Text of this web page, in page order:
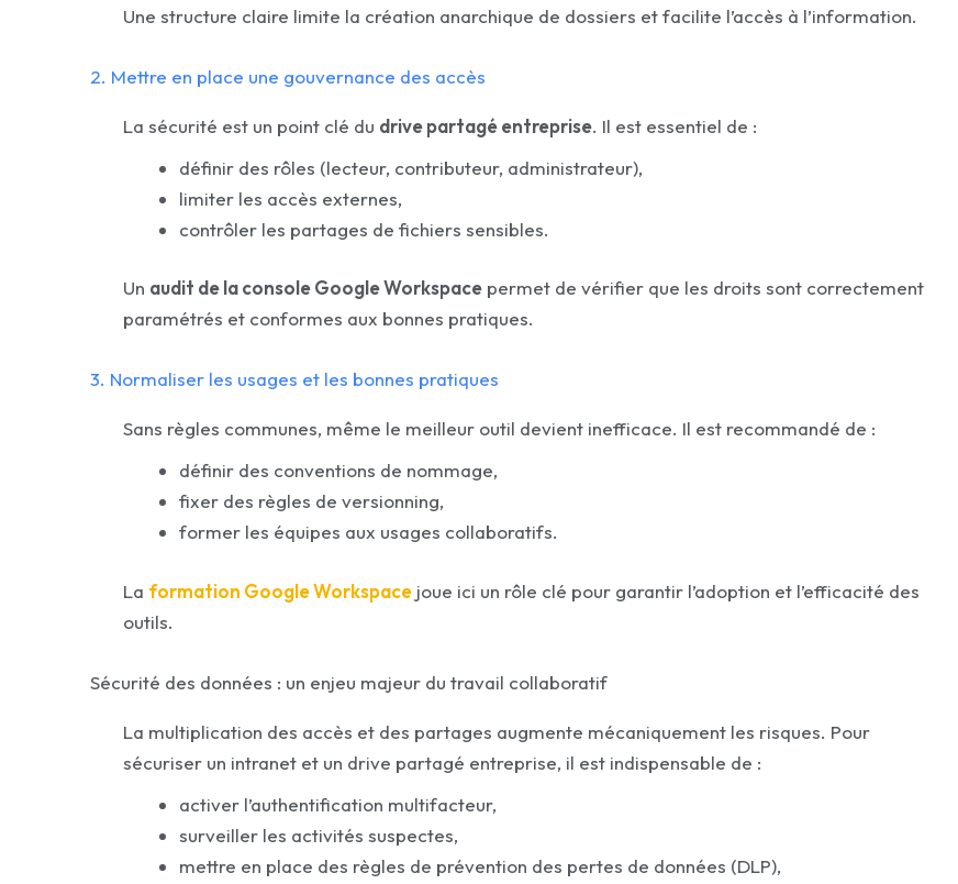
Une structure claire limite la création anarchique de dossiers et facilite l’accès à l’information.
2. Mettre en place une gouvernance des accès
La sécurité est un point clé du drive partagé entreprise. Il est essentiel de :
définir des rôles (lecteur, contributeur, administrateur),
limiter les accès externes,
contrôler les partages de fichiers sensibles.
Un audit de la console Google Workspace permet de vérifier que les droits sont correctement
paramétrés et conformes aux bonnes pratiques.
3. Normaliser les usages et les bonnes pratiques
Sans règles communes, même le meilleur outil devient inefficace. Il est recommandé de :
définir des conventions de nommage,
fixer des règles de versionning,
former les équipes aux usages collaboratifs.
La formation Google Workspace joue ici un rôle clé pour garantir l’adoption et l’efficacité des
outils.
Sécurité des données : un enjeu majeur du travail collaboratif
La multiplication des accès et des partages augmente mécaniquement les risques. Pour
sécuriser un intranet et un drive partagé entreprise, il est indispensable de :
activer l’authentification multifacteur,
surveiller les activités suspectes,
mettre en place des règles de prévention des pertes de données (DLP),